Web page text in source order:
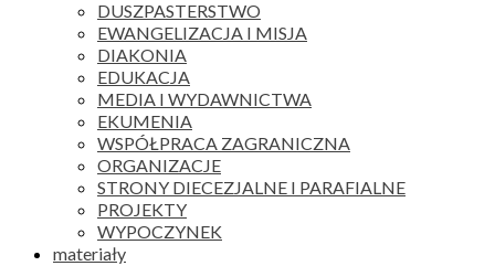
DUSZPASTERSTWO
EWANGELIZACJA I MISJA
DIAKONIA
EDUKACJA
MEDIA I WYDAWNICTWA
EKUMENIA
WSPÓŁPRACA ZAGRANICZNA
ORGANIZACJE
STRONY DIECEZJALNE I PARAFIALNE
PROJEKTY
WYPOCZYNEK
materiały